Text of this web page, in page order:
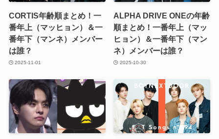
CORTIS年齢順まとめ！一
番年上（マッヒョン）＆一
番年下（マンネ）メンバー
は誰？
2025-11-01
ALPHA DRIVE ONEの年齢
順まとめ！一番年上（マッ
ヒョン）＆一番年下（マン
ネ）メンバーは誰？
2025-10-30